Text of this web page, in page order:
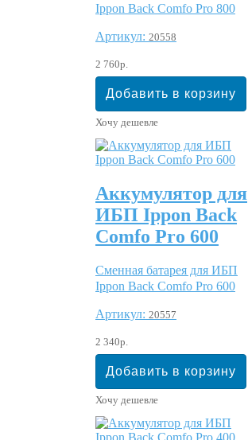
Ippon Back Comfo Pro 800
Артикул: 20558
2 760р.
Хочу дешевле
Аккумулятор для
ИБП Ippon Back
Comfo Pro 600
Сменная батарея для ИБП
Ippon Back Comfo Pro 600
Артикул: 20557
2 340р.
Хочу дешевле